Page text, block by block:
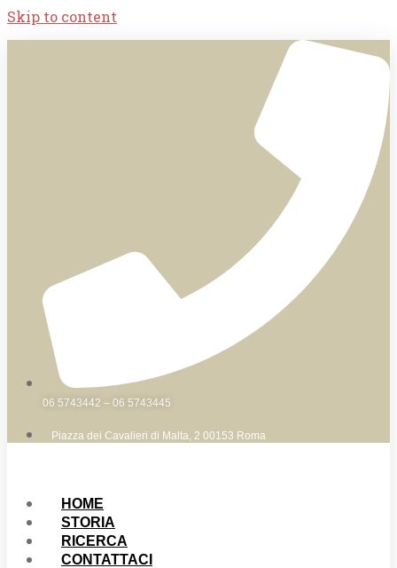
Skip to content
06 5743442 – 06 5743445
Piazza dei Cavalieri di Malta, 2 00153 Roma
HOME
STORIA
RICERCA
CONTATTACI